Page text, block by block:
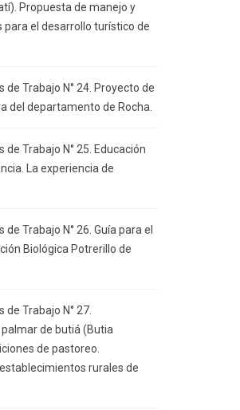
Propuesta de manejo y
el desarrollo turístico de
de Trabajo N° 24. Proyecto de
del departamento de Rocha.
de Trabajo N° 25. Educación
La experiencia de
Trabajo N° 26. Guía para el
Biológica Potrerillo de
Trabajo N° 27.
de butiá (Butia
de pastoreo.
rurales de